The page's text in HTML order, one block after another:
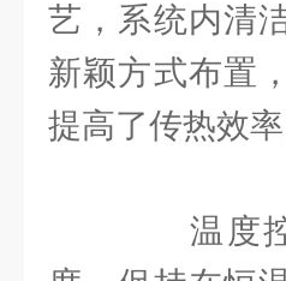
艺，系统内清
新颖方式布置
提高了传热效率
温度控